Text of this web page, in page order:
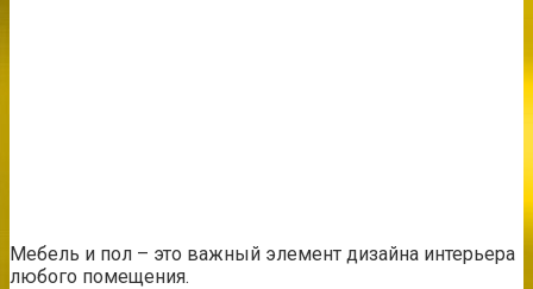
Мебель и пол – это важный элемент дизайна интерьера
любого помещения.